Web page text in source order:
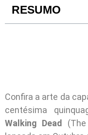
RESUMO
Confira a arte da
centésima
Walking Dead